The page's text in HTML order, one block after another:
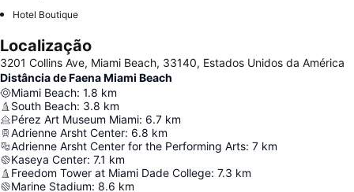
Hotel Boutique
Localização
3201 Collins Ave, Miami Beach, 33140, Estados Unidos da América
Distância de Faena Miami Beach
Miami Beach: 1.8 km
South Beach: 3.8 km
Pérez Art Museum Miami: 6.7 km
Adrienne Arsht Center: 6.8 km
Adrienne Arsht Center for the Performing Arts: 7 km
Kaseya Center: 7.1 km
Freedom Tower at Miami Dade College: 7.3 km
Marine Stadium: 8.6 km